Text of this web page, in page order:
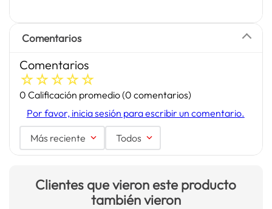
Comentarios
Comentarios
☆☆☆☆☆
0 Calificación promedio(0 comentarios)
Por favor, inicia sesión para escribir un comentario.
Más reciente Todos
Clientes que vieron este producto
también vieron